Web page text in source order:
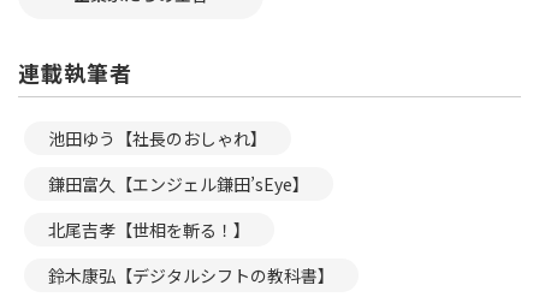
連載執筆者
池田ゆう【社長のおしゃれ】
鎌田富久【エンジェル鎌田’sEye】
北尾吉孝【世相を斬る！】
鈴木康弘【デジタルシフトの教科書】